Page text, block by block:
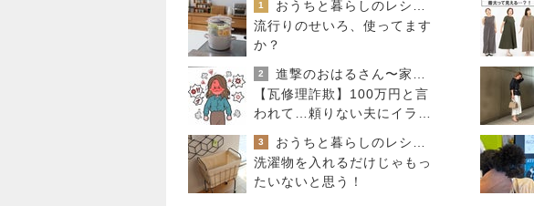
1
流行りのせいろ、使ってます
か？
2
【瓦修理詐欺】100万円と言
われて…頼りない夫にイライ
ラした日
3
洗濯物を入れるだけじゃもっ
たいないと思う！